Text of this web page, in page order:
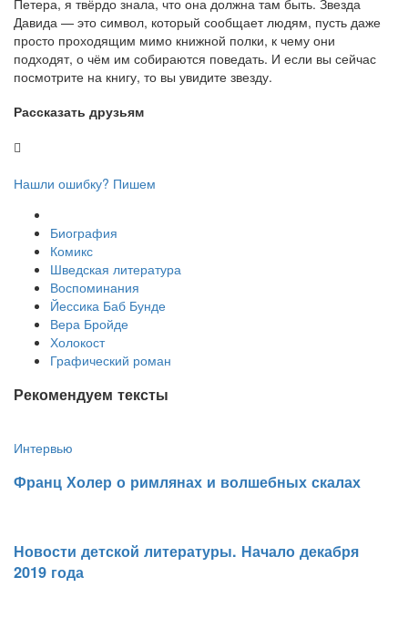
Давида — это символ, который сообщает людям, пусть даже
просто проходящим мимо книжной полки, к чему они
подходят, о чём им собираются поведать. И если вы сейчас
посмотрите на книгу, то вы увидите звезду.
Рассказать друзьям
Нашли ошибку? Пишем
Биография
Комикс
Шведская литература
Воспоминания
​Йессика Баб Бунде
Вера Бройде
Холокост
Графический роман
Рекомендуем тексты
Интервью
​Франц Холер о римлянах и волшебных скалах
​Новости детской литературы. Начало декабря
2019 года